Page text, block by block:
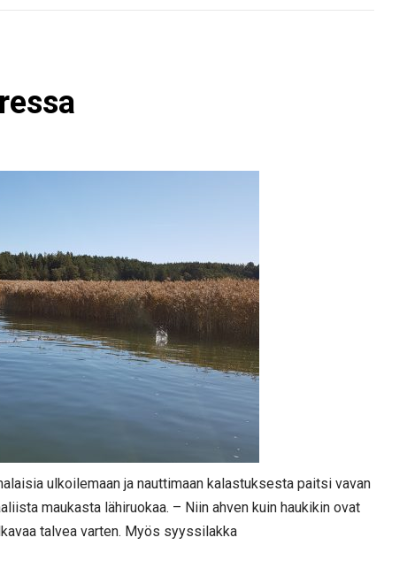
ulkoilemaan ja nauttimaan kalastuksesta paitsi vavan
maukasta lähiruokaa. – Niin ahven kuin haukikin ovat
talvea varten. Myös syyssilakka